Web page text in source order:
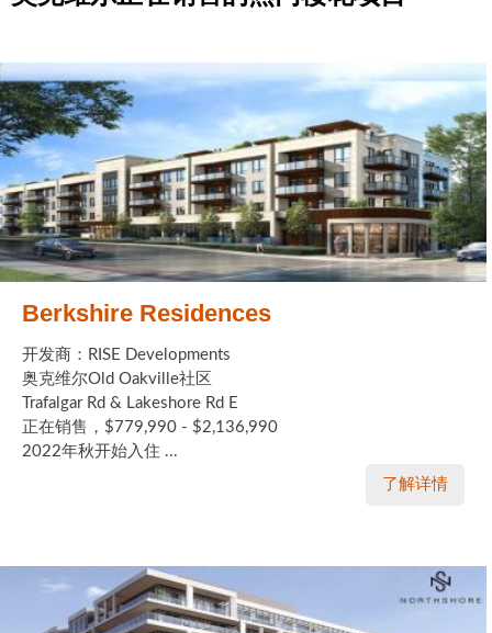
地产杂谈
走近加拿大
为什么移民加拿大
加拿大的历史文化
加拿大社会保险系统
定居安大略省
加拿大的福利制度
吃货眼中的加拿大地图
Berkshire Residences
开发商：RISE Developments
奥克维尔Old Oakville社区
Trafalgar Rd & Lakeshore Rd E
正在销售，$779,990 - $2,136,990
2022年秋开始入住 ...
了解详情